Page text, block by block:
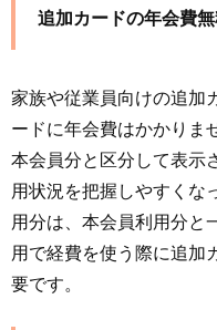
追加カードの年会費
家族や従業員向けの追加
ードに年会費はかかりま
本会員分と区分して表示
用状況を把握しやすくな
用分は、本会員利用分と
用で経費を使う際に追加
要です。